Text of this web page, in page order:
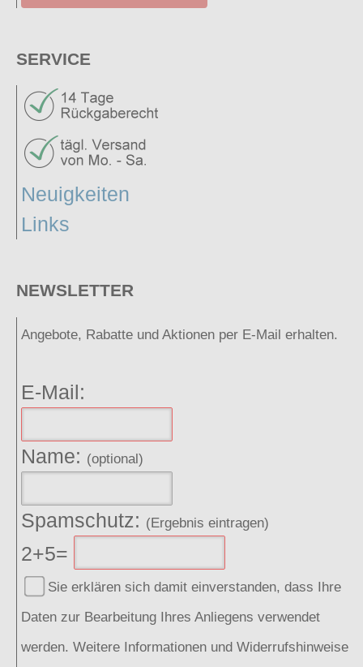
SERVICE
Neuigkeiten
Links
NEWSLETTER
Angebote, Rabatte und Aktionen per E-Mail erhalten.
E-Mail:
Name: (optional)
Spamschutz: (Ergebnis eintragen)
2+5=
Sie erklären sich damit einverstanden, dass Ihre
Daten zur Bearbeitung Ihres Anliegens verwendet
werden. Weitere Informationen und Widerrufshinweise